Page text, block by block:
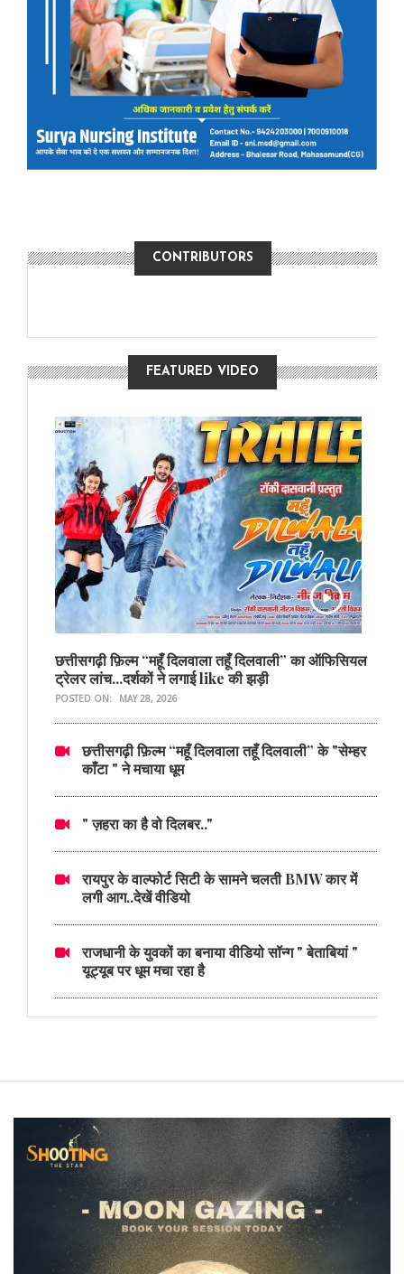
CONTRIBUTORS
FEATURED VIDEO
छत्तीसगढ़ी फ़िल्म “महूँ दिलवाला तहूँ दिलवाली” का ऑफिसियल
ट्रेलर लांच...दर्शकों ने लगाई like की झड़ी
POSTED ON: MAY 28, 2026
छत्तीसगढ़ी फ़िल्म “महूँ दिलवाला तहूँ दिलवाली” के "सेम्हर
काँटा " ने मचाया धूम
" ज़हरा का है वो दिलबर.."
रायपुर के वाल्फोर्ट सिटी के सामने चलती BMW कार में
लगी आग..देखें वीडियो
राजधानी के युवकों का बनाया वीडियो सॉन्ग " बेताबियां "
यूट्यूब पर धूम मचा रहा है